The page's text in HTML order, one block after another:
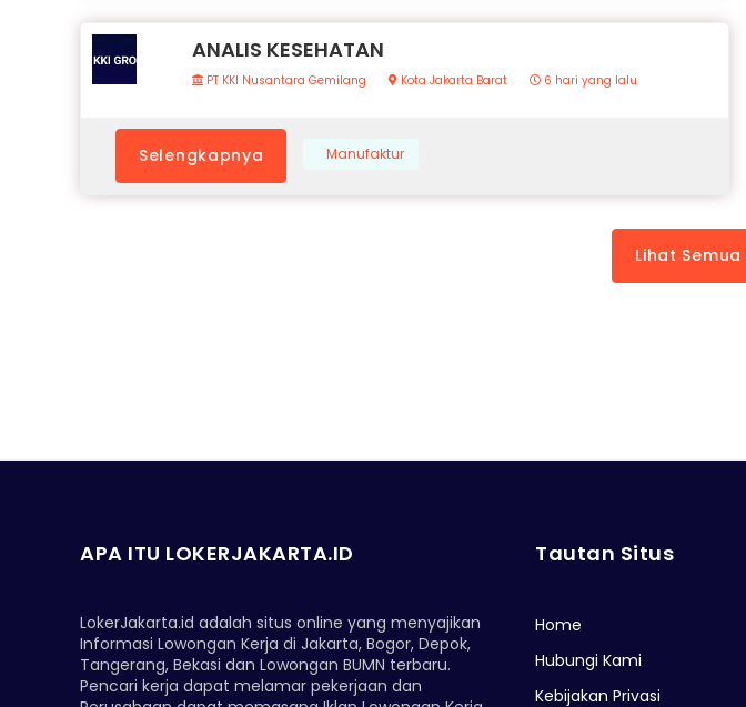
ANALIS KESEHATAN
PT KKI Nusantara Gemilang Kota Jakarta Barat 6 hari yang lalu
Selengkapnya Manufaktur
Lihat
APA ITU LOKERJAKARTA.ID
LokerJakarta.id adalah situs online yang menyajikan
Informasi Lowongan Kerja di Jakarta, Bogor, Depok,
Tangerang, Bekasi dan Lowongan BUMN terbaru.
Pencari kerja dapat melamar pekerjaan dan
Tautan Situs
Home
Hubungi Kami
Kebijakan Privasi